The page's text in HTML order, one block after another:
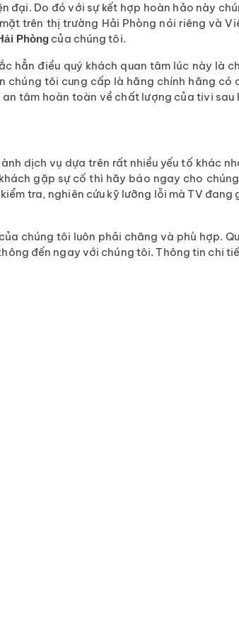
đại. Do đó với sự kết hợp hoàn hảo này
trên thị trường Hải Phòng nói riêng và
Phòng của chúng tôi.
hẳn điều quý khách quan tâm lúc này là
chúng tôi cung cấp là hãng chính hãng
tâm hoàn toàn về chất lượng của tivi
dịch vụ dựa trên rất nhiều yếu tố khác
gặp sự cố thì hãy báo ngay cho
tra, nghiên cứu kỹ lưỡng lỗi mà TV đang
chúng tôi luôn phải chăng và phù hợp.
đến ngay với chúng tôi. Thông tin chi